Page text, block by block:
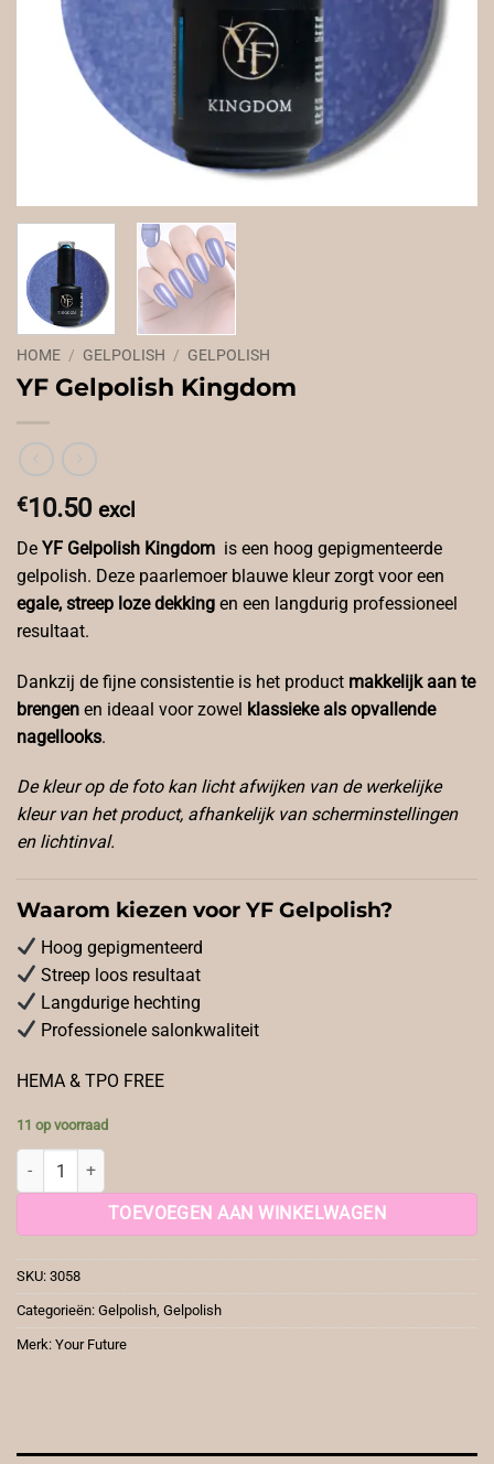
HOME / GELPOLISH / GELPOLISH
YF Gelpolish Kingdom
€10.50 excl
De YF Gelpolish Kingdom is een hoog gepigmenteerde
gelpolish. Deze paarlemoer blauwe kleur zorgt voor een
egale, streep loze dekking en een langdurig professioneel
resultaat.
Dankzij de fijne consistentie is het product makkelijk aan te
brengen en ideaal voor zowel klassieke als opvallende
nagellooks.
De kleur op de foto kan licht afwijken van de werkelijke
kleur van het product, afhankelijk van scherminstellingen
en lichtinval.
Waarom kiezen voor YF Gelpolish?
Hoog gepigmenteerd
Streep loos resultaat
Langdurige hechting
Professionele salonkwaliteit
HEMA & TPO FREE
11 op voorraad
YF Gelpolish Kingdom aantal
TOEVOEGEN AAN WINKELWAGEN
SKU: 3058
Categorieën: Gelpolish, Gelpolish
Merk: Your Future